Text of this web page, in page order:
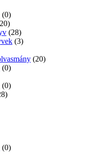
(0)
(28)
(3)
(20)
(0)
(0)
(0)